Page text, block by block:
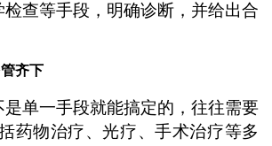
查等手段，明确诊断，并给出合
齐下
是单一手段就能搞定的，往往需要
药物治疗、光疗、手术治疗等多